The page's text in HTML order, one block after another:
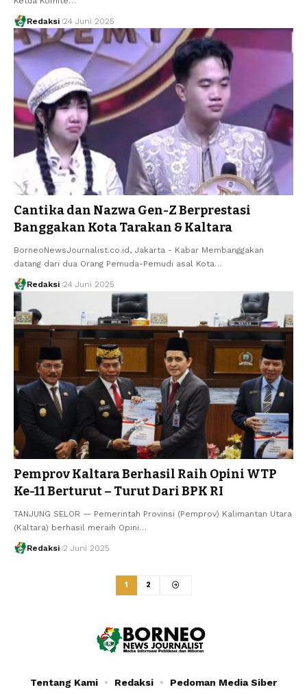
Redaksi 24 Juni 2025
Cantika dan Nazwa Gen-Z Berprestasi
Banggakan Kota Tarakan & Kaltara
BorneoNewsJournalist.co.id, Jakarta - Kabar Membanggakan
datang dari dua Orang Pemuda-Pemudi asal Kota…
Redaksi 24 Juni 2025
Pemprov Kaltara Berhasil Raih Opini WTP
Ke-11 Berturut – Turut Dari BPK RI
TANJUNG SELOR — Pemerintah Provinsi (Pemprov) Kalimantan Utara
(Kaltara) berhasil meraih Opini…
Redaksi 2 Juni 2025
1 2
Tentang Kami Redaksi
Pedoman Media Siber